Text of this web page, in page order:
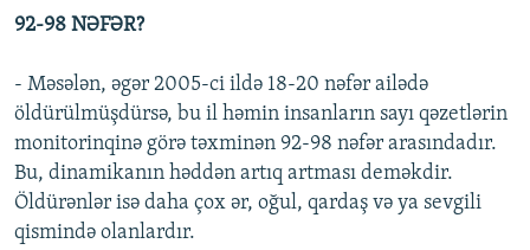
92-98 NƏFƏR?
- Məsələn, əgər 2005-ci ildə 18-20 nəfər ailədə
öldürülmüşdürsə, bu il həmin insanların sayı qəzetlərin
monitorinqinə görə təxminən 92-98 nəfər arasındadır.
Bu, dinamikanın həddən artıq artması deməkdir.
Öldürənlər isə daha çox ər, oğul, qardaş və ya sevgili
qismində olanlardır.